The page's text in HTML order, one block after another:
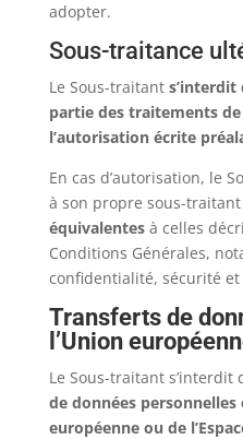
adopter.
Sous-traitance
Le Sous-traitant
partie des traitements
l’autorisation écrite
En cas d’autorisation, le
à son propre sous-traitant
équivalentesà celles
Conditions Générales,
confidentialité, sécurité
Transferts de
l’Union
Le Sous-traitant s’interdit
de données personnelles
européenne ou de